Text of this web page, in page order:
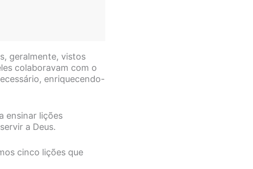
geralmente, vistos
colaboravam com o
enriquecendo-
ensinar lições
a Deus.
cinco lições que